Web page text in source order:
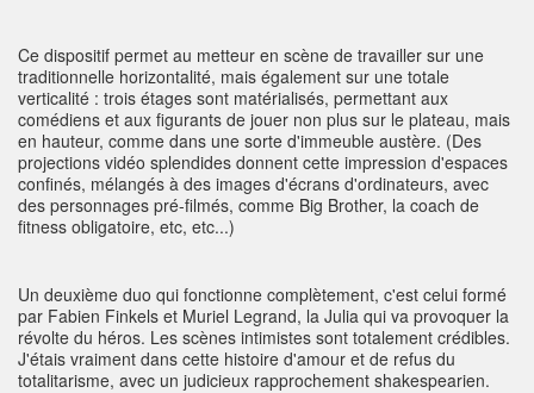
Ce dispositif permet au metteur en scène de travailler sur une
traditionnelle horizontalité, mais également sur une totale
verticalité : trois étages sont matérialisés, permettant aux
comédiens et aux figurants de jouer non plus sur le plateau, mais
en hauteur, comme dans une sorte d'immeuble austère. (Des
projections vidéo splendides donnent cette impression d'espaces
confinés, mélangés à des images d'écrans d'ordinateurs, avec
des personnages pré-filmés, comme Big Brother, la coach de
fitness obligatoire, etc, etc...)
Un deuxième duo qui fonctionne complètement, c'est celui formé
par Fabien Finkels et Muriel Legrand, la Julia qui va provoquer la
révolte du héros. Les scènes intimistes sont totalement crédibles.
J'étais vraiment dans cette histoire d'amour et de refus du
totalitarisme, avec un judicieux rapprochement shakespearien.